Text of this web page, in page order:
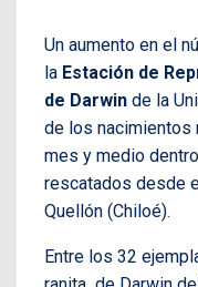
Un aumento en el
la Estación de
de Darwin de la
de los
mes y medio
rescatados desde
Quellón (Chiloé).
Entre los 32